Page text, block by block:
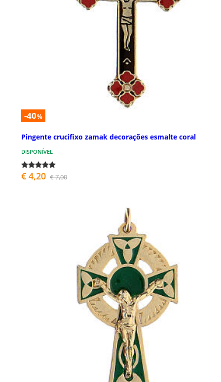
-40%
Pingente crucifixo zamak decorações esmalte coral
DISPONÍVEL
€ 4,20 € 7,00